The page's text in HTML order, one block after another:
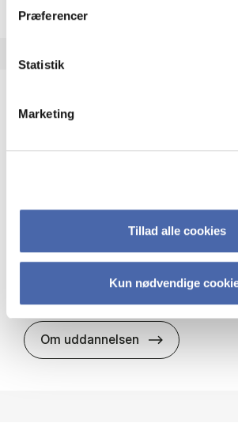
Præferencer
Statistik
Marketing
Tillad alle cookies
Kun nødvendige
HA(it.) - erhvervs­økonomi og
virksomheders muligheder og
Organisation og ledelse
Om uddannelsen HA(it.) -